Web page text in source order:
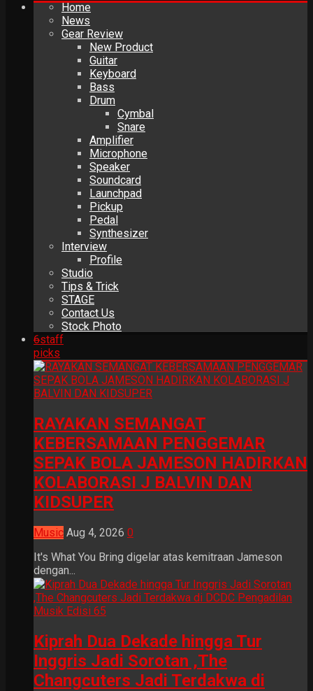
Home
News
Gear Review
New Product
Guitar
Keyboard
Bass
Drum
Cymbal
Snare
Amplifier
Microphone
Speaker
Soundcard
Launchpad
Pickup
Pedal
Synthesizer
Interview
Profile
Studio
Tips & Trick
STAGE
Contact Us
Stock Photo
6staff
picks
RAYAKAN SEMANGAT
KEBERSAMAAN PENGGEMAR
SEPAK BOLA JAMESON HADIRKAN
KOLABORASI J BALVIN DAN
KIDSUPER
Music Aug 4, 2026 0
It's What You Bring digelar atas kemitraan Jameson
dengan...
Kiprah Dua Dekade hingga Tur
Inggris Jadi Sorotan ,The
Changcuters Jadi Terdakwa di